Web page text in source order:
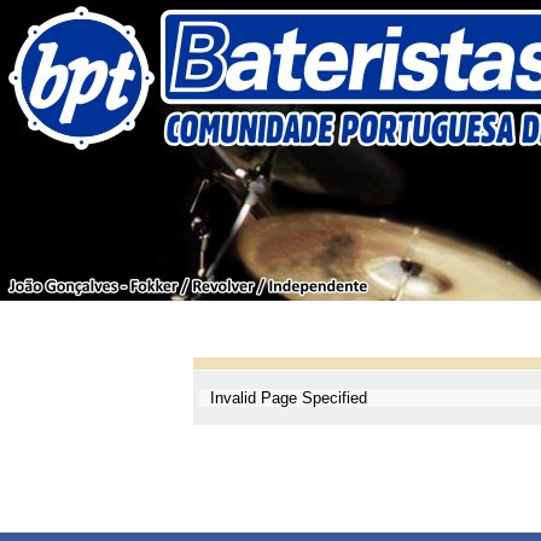
Invalid Page Specified